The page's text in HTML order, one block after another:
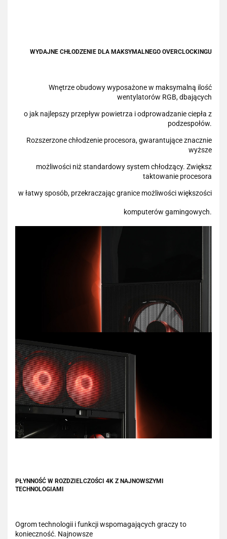
WYDAJNE CHŁODZENIE DLA MAKSYMALNEGO OVERCLOCKINGU
Wnętrze obudowy wyposażone w maksymalną ilość
wentylatorów RGB, dbających
o jak najlepszy przepływ powietrza i odprowadzanie ciepła z
podzespołów.
Rozszerzone chłodzenie procesora, gwarantujące znacznie
wyższe
możliwości niż standardowy system chłodzący. Zwiększ
taktowanie procesora
w łatwy sposób, przekraczając granice możliwości większości
komputerów gamingowych.
PŁYNNOŚĆ W ROZDZIELCZOŚCI 4K Z NAJNOWSZYMI
TECHNOLOGIAMI
Ogrom technologii i funkcji wspomagających graczy to
konieczność. Najnowsze